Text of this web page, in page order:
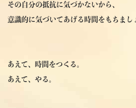
その自分の抵抗に気づかないから、
意識的に気づいてあげる時間をもちまし
あえて、時間をつくる。
あえて、やる。